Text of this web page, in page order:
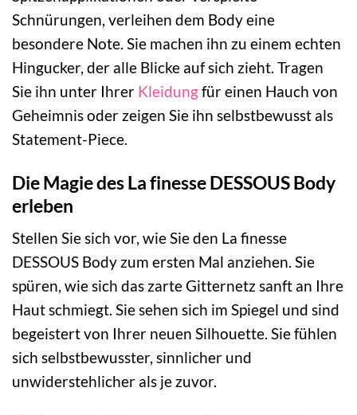
Schnürungen, verleihen dem Body eine
besondere Note. Sie machen ihn zu einem echten
Hingucker, der alle Blicke auf sich zieht. Tragen
Sie ihn unter Ihrer Kleidungfür einen Hauch von
Geheimnis oder zeigen Sie ihn selbstbewusst als
Statement-Piece.
Die Magie des La finesse DESSOUS Body
erleben
Stellen Sie sich vor, wie Sie den La finesse
DESSOUS Body zum ersten Mal anziehen. Sie
spüren, wie sich das zarte Gitternetz sanft an Ihre
Haut schmiegt. Sie sehen sich im Spiegel und sind
begeistert von Ihrer neuen Silhouette. Sie fühlen
sich selbstbewusster, sinnlicher und
unwiderstehlicher als je zuvor.